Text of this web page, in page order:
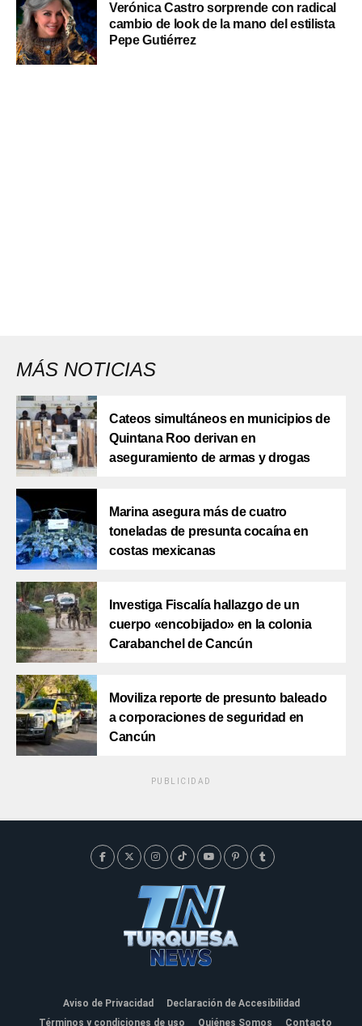
Verónica Castro sorprende con radical
cambio de look de la mano del estilista
Pepe Gutiérrez
MÁS NOTICIAS
Cateos simultáneos en municipios de
Quintana Roo derivan en
aseguramiento de armas y drogas
Marina asegura más de cuatro
toneladas de presunta cocaína en
costas mexicanas
Investiga Fiscalía hallazgo de un
cuerpo «encobijado» en la colonia
Carabanchel de Cancún
Moviliza reporte de presunto baleado
a corporaciones de seguridad en
Cancún
PUBLICIDAD
Aviso de Privacidad
Declaración de Accesibilidad
Términos y condiciones de uso
Quiénes Somos Contacto